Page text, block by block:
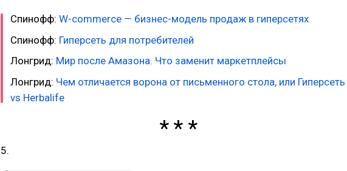
Спинофф: W-commerce — бизнес-модель продаж в гиперсетях
Спинофф: Гиперсеть для потребителей
Лонгрид: Мир после Амазона. Что заменит маркетплейсы
Лонгрид: Чем отличается ворона от письменного стола, или Гиперсеть
vs Herbalife
5.